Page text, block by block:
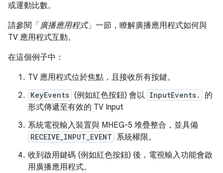
或運動比數。
請參閱「 廣播應用程式」一節，瞭解廣播應用程式如何與
TV 應用程式互動。
在這個例子中：
TV 應用程式位於焦點，且接收所有按鍵。
KeyEvents (例如紅色按鈕) 會以 InputEvents.
的
形式傳遞至有效的 TV Input
系統電視輸入裝置與 MHEG-5 堆疊整合，並具備
RECEIVE_INPUT_EVENT 系統權限。
收到啟用鍵碼 (例如紅色按鈕) 後，電視輸入功能會啟
用廣播應用程式。